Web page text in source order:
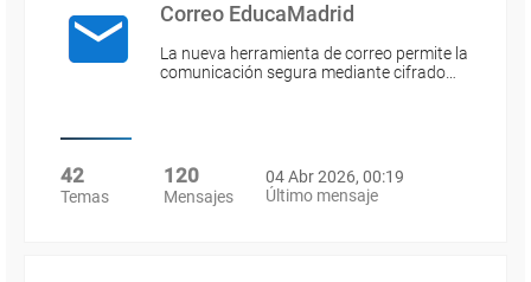
Correo EducaMadrid
La nueva herramienta de correo permite la
comunicación segura mediante cifrado…
42
Temas
120
Mensajes
04 Abr 2026, 00:19
Último mensaje